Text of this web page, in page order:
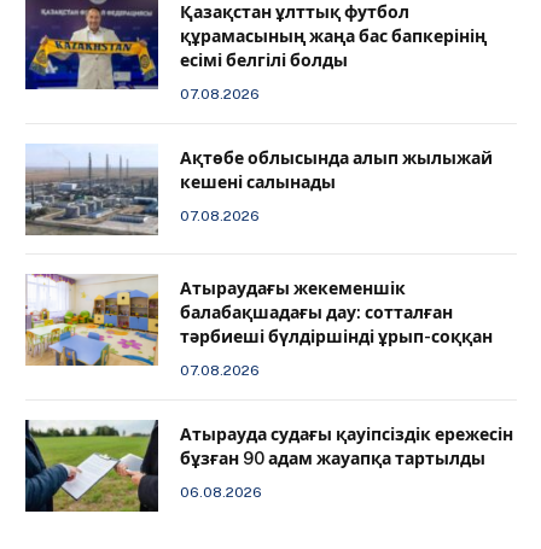
Қазақстан ұлттық футбол
құрамасының жаңа бас бапкерінің
есімі белгілі болды
07.08.2026
Ақтөбе облысында алып жылыжай
кешені салынады
07.08.2026
Атыраудағы жекеменшік
балабақшадағы дау: сотталған
тәрбиеші бүлдіршінді ұрып-соққан
07.08.2026
Атырауда судағы қауіпсіздік ережесін
бұзған 90 адам жауапқа тартылды
06.08.2026